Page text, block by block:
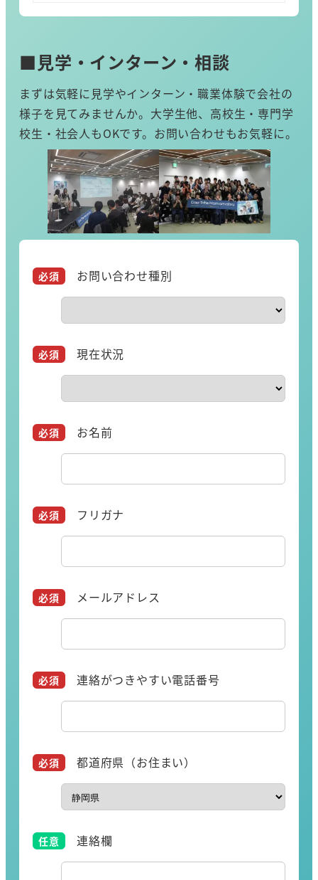
■見学・インターン・相談
まずは気軽に見学やインターン・職業体験で会社の
様子を見てみませんか。大学生他、高校生・専門学
校生・社会人もOKです。お問い合わせもお気軽に。
お問い合わせ種別
現在状況
お名前
フリガナ
メールアドレス
連絡がつきやすい電話番号
都道府県（お住まい）
連絡欄